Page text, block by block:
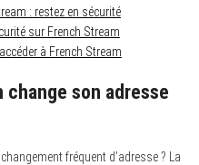
: restez en sécurité
sur French Stream
à French Stream
change son adresse
fréquent d’adresse ? La